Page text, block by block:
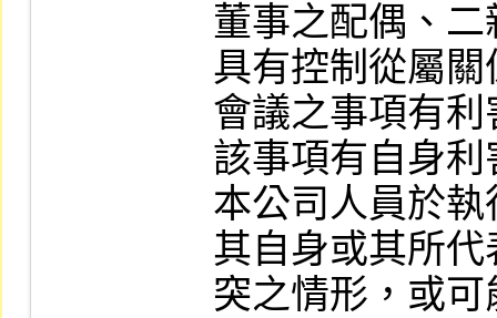
董事之配偶、
具有控制從屬
會議之事項有
該事項有自身利
本公司人員於
其自身或其所
突之情形，或